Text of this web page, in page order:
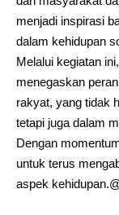
menjadi inspirasi
dalam kehidupan
Melalui kegiatan
menegaskan
rakyat, yang tidak
tetapi juga dalam
Dengan
untuk terus
aspek